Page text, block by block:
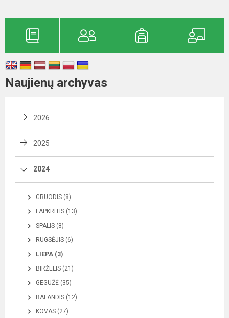
Naujienų archyvas
2026
2025
2024
GRUODIS (8)
LAPKRITIS (13)
SPALIS (8)
RUGSĖJIS (6)
LIEPA (3)
BIRŽELIS (21)
GEGUŽĖ (35)
BALANDIS (12)
KOVAS (27)